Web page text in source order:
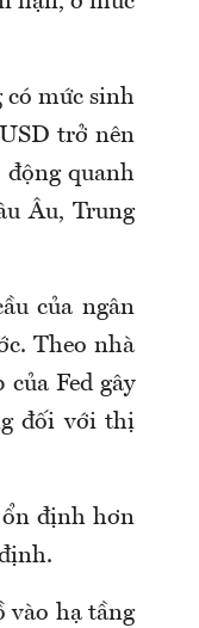
mức sinh
trở nên
quanh
Âu, Trung
của ngân
Theo nhà
Fed gây
đối với thị
ổn định hơn
vào hạ tầng